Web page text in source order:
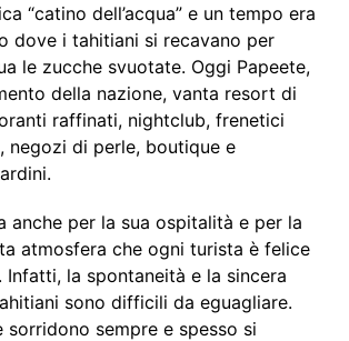
“catino dell’acqua” e un tempo era
dove i tahitiani si recavano per
le zucche svuotate. Oggi Papeete,
della nazione, vanta resort di
raffinati, nightclub, frenetici
negozi di perle, boutique e
anche per la sua ospitalità e per la
atmosfera che ogni turista è felice
la spontaneità e la sincera
sono difficili da eguagliare.
sorridono sempre e spesso si